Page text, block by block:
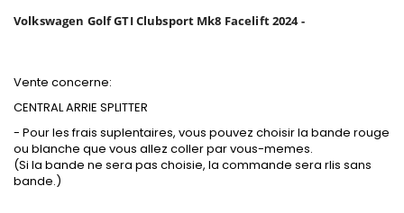
Volkswagen Golf GTI Clubsport Mk8 Facelift 2024 -
Vente concerne:
CENTRAL ARRIE SPLITTER
- Pour les frais suplentaires, vous pouvez choisir la bande rouge
ou blanche que vous allez coller par vous-memes.
(Si la bande ne sera pas choisie, la commande sera rlis sans
bande.)